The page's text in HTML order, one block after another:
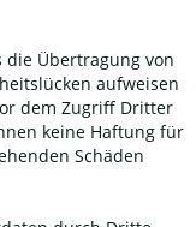
Übertragung von
aufweisen
dem Zugriff Dritter
keine Haftung für
Schäden